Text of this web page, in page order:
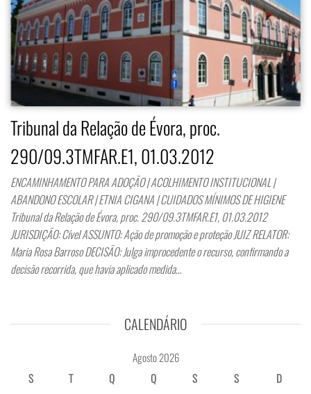
Tribunal da Relação de Évora, proc.
290/09.3TMFAR.E1, 01.03.2012
ENCAMINHAMENTO PARA ADOÇÃO | ACOLHIMENTO INSTITUCIONAL |
ABANDONO ESCOLAR | ETNIA CIGANA | CUIDADOS MÍNIMOS DE HIGIENE
Tribunal da Relação de Évora, proc. 290/09.3TMFAR.E1, 01.03.2012
JURISDIÇÃO: Cível ASSUNTO: Ação de promoção e proteção JUIZ RELATOR:
Maria Rosa Barroso DECISÃO: Julga improcedente o recurso, confirmando a
decisão recorrida, que havia aplicado medida…
CALENDÁRIO
Agosto 2026
S
T Q Q S S
D